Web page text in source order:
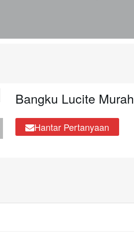
Bangku Lucite Murah
Hantar Pertanyaan